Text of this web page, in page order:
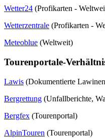
Wetter24 (Profikarten -
Wetterzentrale (Profikarten -
Meteoblue (Weltweit)
Tourenportale-
Lawis (Dokumentierte
Bergrettung (Unfallberichte,
Bergfex (Tourenportal)
AlpinTouren (Tourenportal)